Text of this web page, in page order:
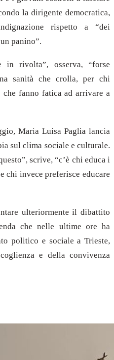
la dirigente democratica,
rispetto a “dei
panino”.
in rivolta”, osserva, “forse
sanità che crolla, per chi
fanno fatica ad arrivare a
Maria Luisa Paglia lancia
sul clima sociale e culturale.
scrive, “c’è chi educa i
chi invece preferisce educare
ulteriormente il dibattito
che nelle ultime ore ha
politico e sociale a Trieste,
e della convivenza